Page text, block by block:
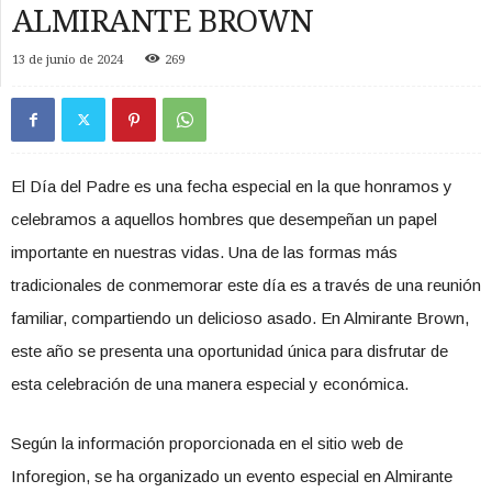
ALMIRANTE BROWN
13 de junio de 2024 269
El Día del Padre es una fecha especial en la que honramos y
celebramos a aquellos hombres que desempeñan un papel
importante en nuestras vidas. Una de las formas más
tradicionales de conmemorar este día es a través de una reunión
familiar, compartiendo un delicioso asado. En Almirante Brown,
este año se presenta una oportunidad única para disfrutar de
esta celebración de una manera especial y económica.
Según la información proporcionada en el sitio web de
Inforegion, se ha organizado un evento especial en Almirante